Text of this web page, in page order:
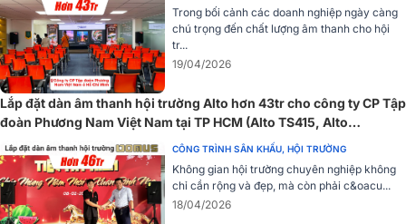
Neodymium cho độ nhạy cao, độ méo âm tối thiểu, tái tạo âm thanh
rõ nét, tách bạch từng đường tiếng với âm trầm chắc khỏe, âm cao
sáng rõ.
Trong bối cảnh các doanh nghiệp ngày càng
chú trọng đến chất lượng âm thanh cho hội
tr...
19/04/2026
Lắp đặt dàn âm thanh hội trường Alto hơn 43tr cho công ty CP Tập
đoàn Phương Nam Việt Nam tại TP HCM (Alto TS415, Alto
LIVE1604...)
CÔNG TRÌNH SÂN KHẤU, HỘI TRƯỜNG
Không gian hội trường chuyên nghiệp không
chỉ cần rộng và đẹp, mà còn phải c&oacu...
18/04/2026